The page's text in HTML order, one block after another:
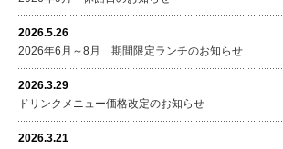
2026.5.26
2026年6月～8月 期間限定ランチのお知らせ
2026.3.29
ドリンクメニュー価格改定のお知らせ
2026.3.21